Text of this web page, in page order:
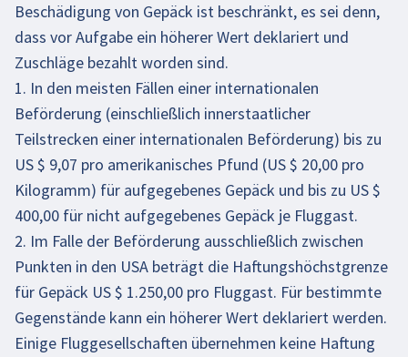
Beschädigung von Gepäck ist beschränkt, es sei denn,
dass vor Aufgabe ein höherer Wert deklariert und
Zuschläge bezahlt worden sind.
1. In den meisten Fällen einer internationalen
Beförderung (einschließlich innerstaatlicher
Teilstrecken einer internationalen Beförderung) bis zu
US $ 9,07 pro amerikanisches Pfund (US $ 20,00 pro
Kilogramm) für aufgegebenes Gepäck und bis zu US $
400,00 für nicht aufgegebenes Gepäck je Fluggast.
2. Im Falle der Beförderung ausschließlich zwischen
Punkten in den USA beträgt die Haftungshöchstgrenze
für Gepäck US $ 1.250,00 pro Fluggast. Für bestimmte
Gegenstände kann ein höherer Wert deklariert werden.
Einige Fluggesellschaften übernehmen keine Haftung